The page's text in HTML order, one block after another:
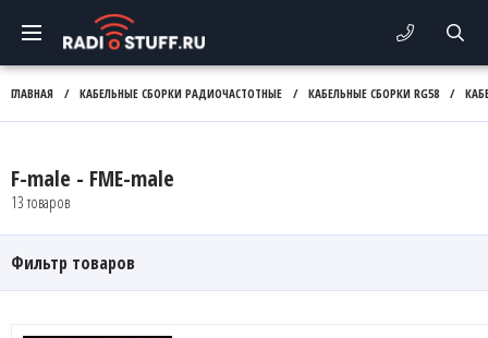
ГЛАВНАЯ / КАБЕЛЬНЫЕ СБОРКИ РАДИОЧАСТОТНЫЕ / КАБЕЛЬНЫЕ СБОРКИ RG58 /
F-male - FME-male
13 товаров
Фильтр товаров